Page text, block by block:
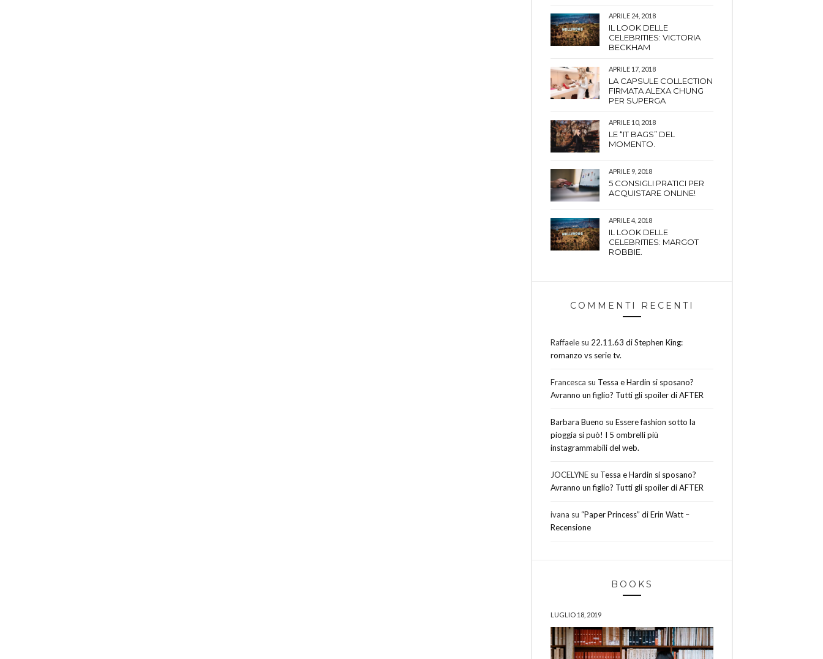
APRILE 24, 2018
IL LOOK DELLE
CELEBRITIES: VICTORIA
BECKHAM
APRILE 17, 2018
LA CAPSULE COLLECTION
FIRMATA ALEXA CHUNG
PER SUPERGA
APRILE 10, 2018
LE “IT BAGS” DEL
MOMENTO.
APRILE 9, 2018
5 CONSIGLI PRATICI PER
ACQUISTARE ONLINE!
APRILE 4, 2018
IL LOOK DELLE
CELEBRITIES: MARGOT
ROBBIE.
COMMENTI RECENTI
Raffaele su 22.11.63 di Stephen King:
romanzo vs serie tv.
Francesca su Tessa e Hardin si sposano?
Avranno un figlio? Tutti gli spoiler di AFTER
Barbara Bueno su Essere fashion sotto la
pioggia si può! I 5 ombrelli più
instagrammabili del web.
JOCELYNE su Tessa e Hardin si sposano?
Avranno un figlio? Tutti gli spoiler di AFTER
ivana su “Paper Princess” di Erin Watt –
Recensione
BOOKS
LUGLIO 18, 2019